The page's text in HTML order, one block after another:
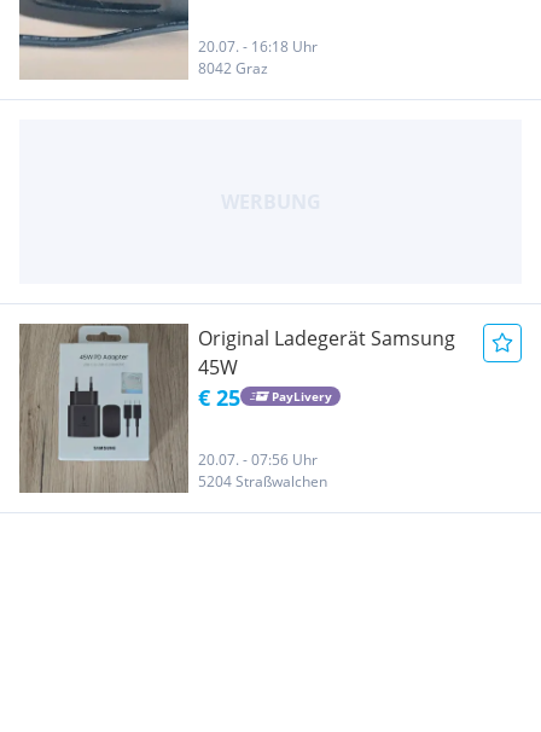
20.07. - 16:18 Uhr
8042 Graz
Original Ladegerät Samsung
45W
€ 25 PayLivery
20.07. - 07:56 Uhr
5204 Straßwalchen